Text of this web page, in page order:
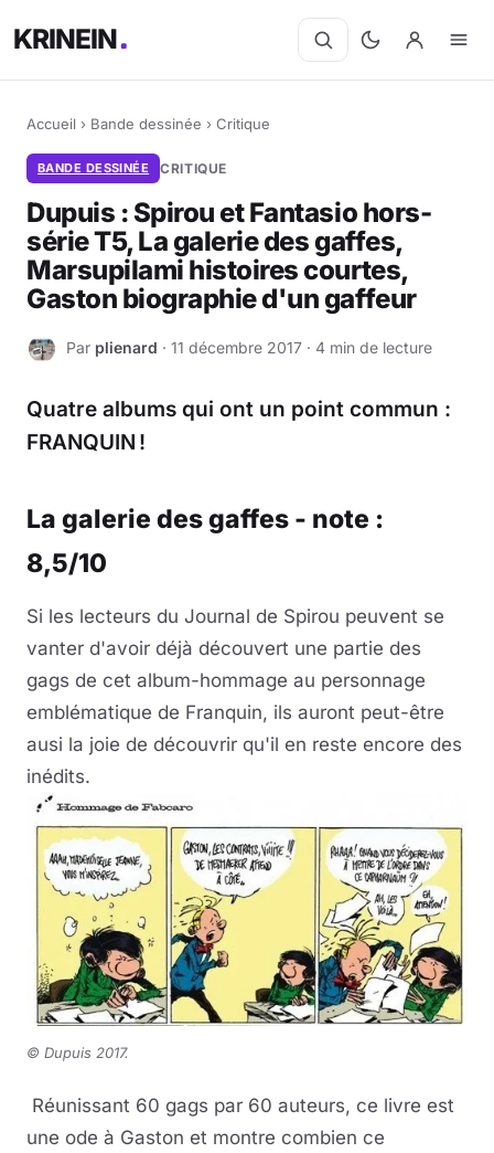
KRINEIN
Accueil › Bande dessinée › Critique
BANDE DESSINÉE CRITIQUE
Dupuis : Spirou et Fantasio hors-
série T5, La galerie des gaffes,
Marsupilami histoires courtes,
Gaston biographie d'un gaffeur
P Par plienard · 11 décembre 2017 · 4 min de lecture
Quatre albums qui ont un point commun :
FRANQUIN !
La galerie des gaffes - note :
8,5/10
Si les lecteurs du Journal de Spirou peuvent se
vanter d'avoir déjà découvert une partie des
gags de cet album-hommage au personnage
emblématique de Franquin, ils auront peut-être
ausi la joie de découvrir qu'il en reste encore des
inédits.
© Dupuis 2017.
Réunissant 60 gags par 60 auteurs, ce livre est
une ode à Gaston et montre combien ce